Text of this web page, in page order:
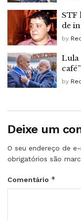
STF
de
by
Lula
by
Deixe um
O seu endereço de
obrigatórios são
Comentário *